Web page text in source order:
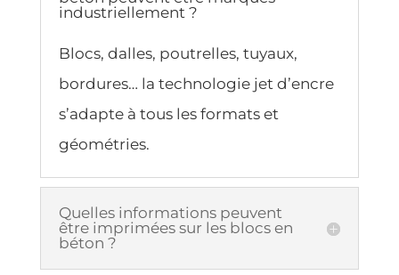
industriellement ?
Blocs, dalles, poutrelles, tuyaux,
bordures… la technologie jet d’encre
s’adapte à tous les formats et
géométries.
Quelles informations peuvent
être imprimées sur les blocs en
béton ?